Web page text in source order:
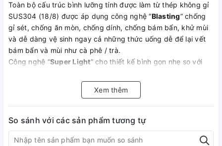
Toàn bộ cấu trúc bình lưỡng tính được làm từ thép không gỉ
SUS304 (18/8) được áp dụng công nghệ “Blasting” chống
gỉ sét, chống ăn mòn, chống dính, chống bám bẩn, khử mùi
và dễ dàng vệ sinh ngay cả những thức uống dễ để lại vết
bám bẩn và mùi như cà phê / trà.
Công nghệ “Super Light” cho thiết kế bình gọn nhẹ so với
như bỏ trong balo, cặp xách mang khi đi học hay đi dã ngoại
/ du lịch vì thiết kế siêu nhẹ tiện lợi này.
Thiết kế thân kép inox cách nhiệt chân không “Double Wall”
giúp giữ nước nóng và lạnh cả ngày đáp ứng được nhu cầu
thưởng thức nước uống yêu thích mọi lúc mọi nơi.
Miệng bình bằng thép không gỉ được gia công dạng gọng
Xem thêm
So sánh với các sản phẩm tương tự